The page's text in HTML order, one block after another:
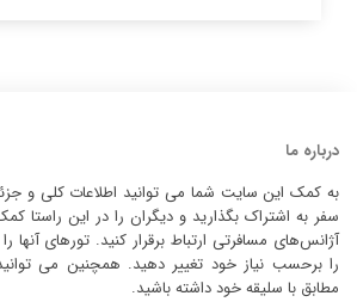
درباره ما
به کمک این سایت شما می توانید اطلاعات کلی و
سفر به اشتراک بگذارید و دیگران را در این راستا
آژانس‌های مسافرتی ارتباط برقرار کنید. تورهای
را برحسب نیاز خود تغییر دهید. همچنین می
مطابق با سلیقه خود داشته باشید.